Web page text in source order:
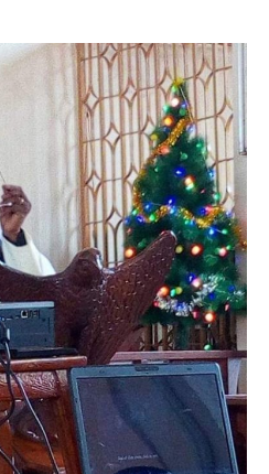
Reiseempfehlungen.